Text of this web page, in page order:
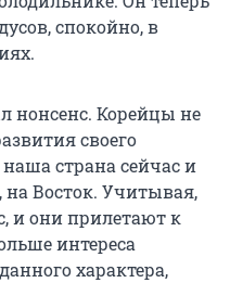
спокойно, в
нонсенс. Корейцы не
своего
страна сейчас и
Восток. Учитывая,
и они прилетают к
интереса
характера,